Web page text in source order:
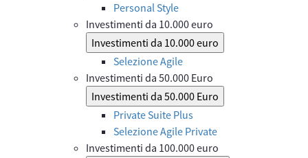
Personal Style
Investimenti da 10.000 euro
Investimenti da 10.000 euro
Selezione Agile
Investimenti da 50.000 Euro
Investimenti da 50.000 Euro
Private Suite Plus
Selezione Agile Private
Investimenti da 100.000 euro